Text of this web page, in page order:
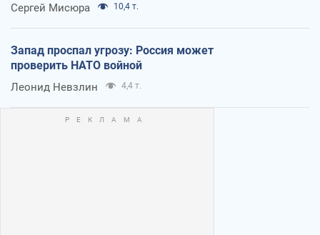
Сергей Мисюра 10,4 т.
Запад проспал угрозу: Россия может
проверить НАТО войной
Леонид Невзлин 4,4 т.